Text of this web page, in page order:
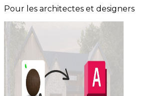
Pour les architectes et designers